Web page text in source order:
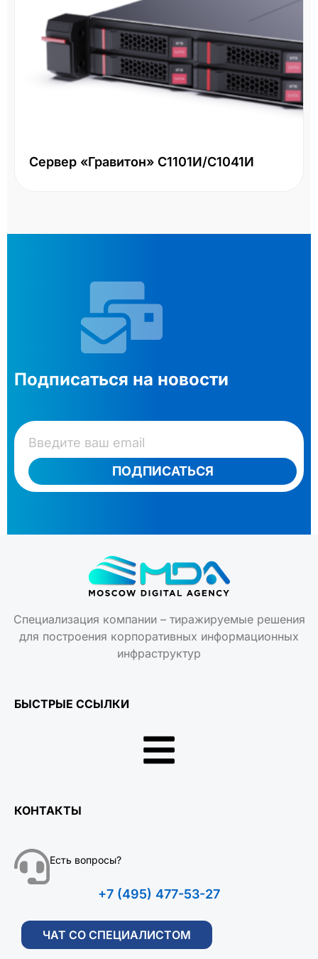
Сервер «Гравитон» С1101И/С1041И
Подписаться на новости
ПОДПИСАТЬСЯ
Специализация компании – тиражируемые решения
для построения корпоративных информационных
инфраструктур
БЫСТРЫЕ ССЫЛКИ
КОНТАКТЫ
Есть вопросы?
+7 (495) 477-53-27
ЧАТ СО СПЕЦИАЛИСТОМ